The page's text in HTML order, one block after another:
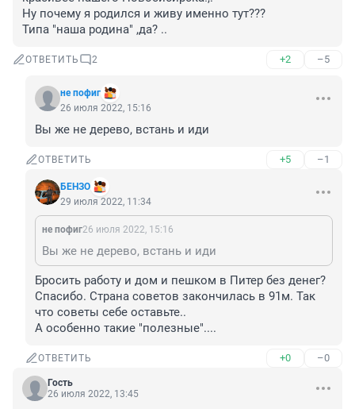
Ну почему я родился и живу именно тут???
Типа "наша родина" ,да? ..
ОТВЕТИТЬ 2 +2 –5
не пофиг
26 июля 2022, 15:16
Вы же не дерево, встань и иди
ОТВЕТИТЬ +5 –1
БЕНЗО
29 июля 2022, 11:34
не пофиг26 июля 2022, 15:16
Вы же не дерево, встань и иди
Бросить работу и дом и пешком в Питер без денег?
Спасибо. Страна советов закончилась в 91м. Так
что советы себе оставьте..
А особенно такие "полезные"....
ОТВЕТИТЬ +0 –0
Гость
26 июля 2022, 13:45